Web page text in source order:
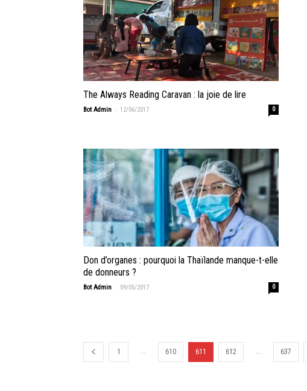
The Always Reading Caravan : la joie de lire
Bot Admin - 12/06/2017 0
Don d’organes : pourquoi la Thaïlande manque-t-elle
de donneurs ?
Bot Admin - 09/05/2017 0
1 ... 610 611 612 ... 637